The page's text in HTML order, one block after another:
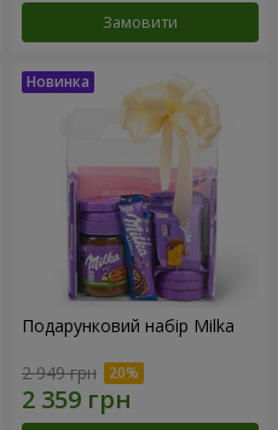
Замовити
Подарунковий набір Milka
2 949 грн